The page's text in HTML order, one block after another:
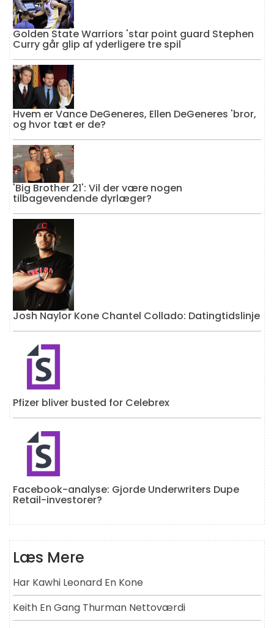
Golden State Warriors 'star point guard Stephen
Curry går glip af yderligere tre spil
Hvem er Vance DeGeneres, Ellen DeGeneres 'bror,
og hvor tæt er de?
'Big Brother 21': Vil der være nogen
tilbagevendende dyrlæger?
Josh Naylor Kone Chantel Collado: Datingtidslinje
Pfizer bliver busted for Celebrex
Facebook-analyse: Gjorde Underwriters Dupe
Retail-investorer?
Læs Mere
Har Kawhi Leonard En Kone
Keith En Gang Thurman Nettoværdi